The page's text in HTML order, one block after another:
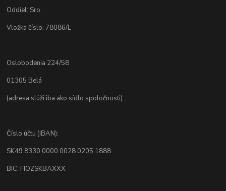
Oddiel: Sro.
Vložka číslo: 78086/L
Oslobodenia 224/58
01305 Belá
(adresa slúži iba ako sídlo spoločnosti)
Číslo účtu (IBAN):
SK49 8330 0000 0028 0205 1888
BIC: FIOZSKBAXXX